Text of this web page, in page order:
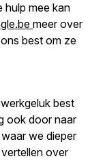
hulp mee kan
meer over
best om ze
best
ook door naar
waar we dieper
over